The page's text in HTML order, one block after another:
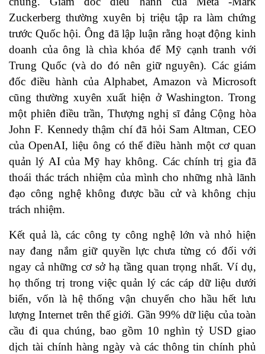
Zuckerberg thường xuyên bị triệu tập ra làm chứng
trước Quốc hội. Ông đã lập luận rằng hoạt động kinh
doanh của ông là chìa khóa để Mỹ cạnh tranh với
Trung Quốc (và do đó nên giữ nguyên). Các giám
đốc điều hành của Alphabet, Amazon và Microsoft
cũng thường xuyên xuất hiện ở Washington. Trong
một phiên điều trần, Thượng nghị sĩ đảng Cộng hòa
John F. Kennedy thậm chí đã hỏi Sam Altman, CEO
của OpenAI, liệu ông có thể điều hành một cơ quan
quản lý AI của Mỹ hay không. Các chính trị gia đã
thoái thác trách nhiệm của mình cho những nhà lãnh
đạo công nghệ không được bầu cử và không chịu
trách nhiệm.
Kết quả là, các công ty công nghệ lớn và nhỏ hiện
nay đang nắm giữ quyền lực chưa từng có đối với
ngay cả những cơ sở hạ tầng quan trọng nhất. Ví dụ,
họ thống trị trong việc quản lý các cáp dữ liệu dưới
biển, vốn là hệ thống vận chuyển cho hầu hết lưu
lượng Internet trên thế giới. Gần 99% dữ liệu của toàn
cầu đi qua chúng, bao gồm 10 nghìn tỷ USD giao
dịch tài chính hàng ngày và các thông tin chính phủ